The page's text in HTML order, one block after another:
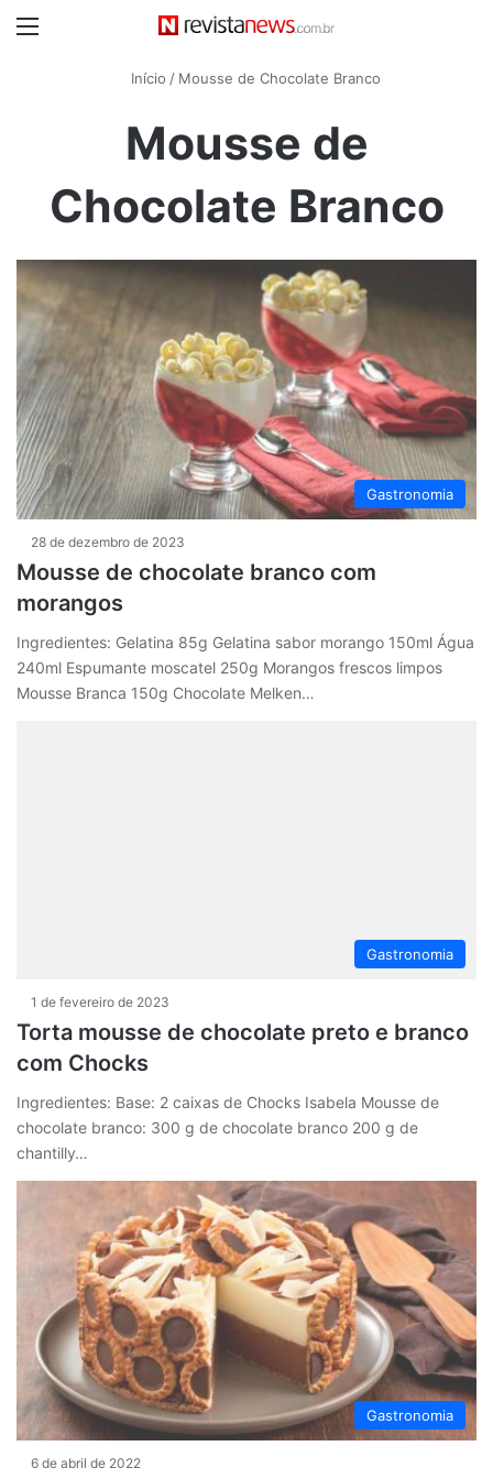
Início / Mousse de Chocolate Branco
Mousse de
Chocolate Branco
Gastronomia
28 de dezembro de 2023
Mousse de chocolate branco com
morangos
Ingredientes: Gelatina 85g Gelatina sabor morango 150ml Água
240ml Espumante moscatel 250g Morangos frescos limpos
Mousse Branca 150g Chocolate Melken…
Gastronomia
1 de fevereiro de 2023
Torta mousse de chocolate preto e branco
com Chocks
Ingredientes: Base: 2 caixas de Chocks Isabela Mousse de
chocolate branco: 300 g de chocolate branco 200 g de
chantilly…
Gastronomia
6 de abril de 2022